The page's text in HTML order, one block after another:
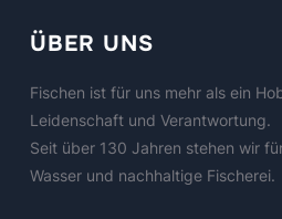
ÜBER UNS
Fischen ist für uns mehr als ein
Leidenschaft und Verantwortung.
Seit über 130 Jahren stehen wir
Wasser und nachhaltige Fischerei.